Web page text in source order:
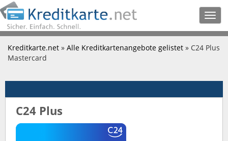
Kreditkarte.net » Alle Kreditkartenangebote gelistet » C24 Plus
Mastercard
C24 Plus